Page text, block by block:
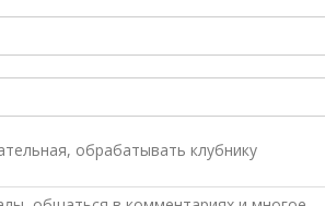
обрабатывать клубнику